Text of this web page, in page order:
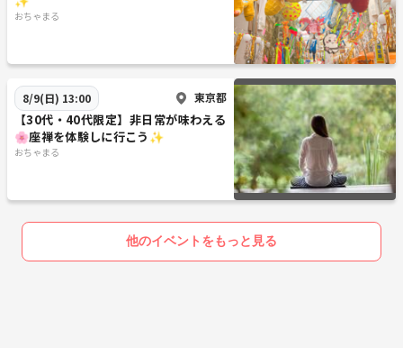
おちゃまる
8/9(日) 13:00 東京都
【30代・40代限定】非日常が味わえる
🌸座禅を体験しに行こう✨
おちゃまる
他のイベントをもっと見る